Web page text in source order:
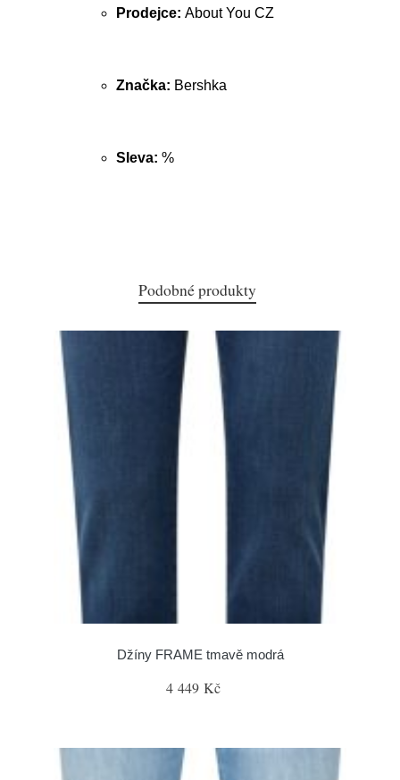
Prodejce: About You CZ
Značka: Bershka
Sleva: %
Podobné produkty
Džíny FRAME tmavě modrá
4 449 Kč